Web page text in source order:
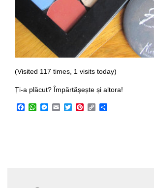
(Visited 117 times, 1 visits today)
Ți-a plăcut? Împărtășește și altora!
Facebook
WhatsApp
Messenger
EmailTwitterPinterest
Copy